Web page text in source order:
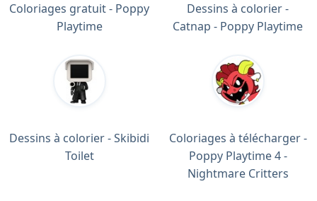
Coloriages gratuit - Poppy
Playtime
Dessins à colorier -
Catnap - Poppy Playtime
Dessins à colorier - Skibidi
Toilet
Coloriages à télécharger -
Poppy Playtime 4 -
Nightmare Critters